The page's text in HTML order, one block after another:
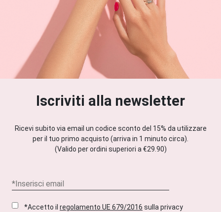
Iscriviti alla newsletter
Ricevi subito via email un codice sconto del 15% da utilizzare
per il tuo primo acquisto (arriva in 1 minuto circa).
(Valido per ordini superiori a €29.90)
*Accetto il regolamento UE 679/2016 sulla privacy